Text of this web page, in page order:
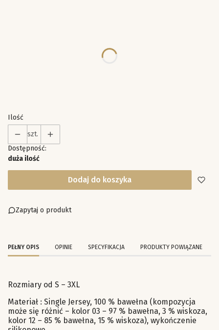
Ilość
szt.
Dostępność:
duża ilość
Dodaj do koszyka
Zapytaj o produkt
PEŁNY OPIS OPINIE SPECYFIKACJA PRODUKTY POWIĄZANE
Rozmiary od S – 3XL
Materiał : Single Jersey, 100 % bawełna (kompozycja
może się różnić – kolor 03 – 97 % bawełna, 3 % wiskoza,
kolor 12 – 85 % bawełna, 15 % wiskoza), wykończenie